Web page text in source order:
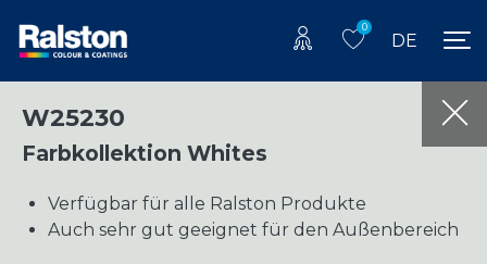
0
DE
W25230
Farbkollektion Whites
Verfügbar für alle Ralston Produkte
Auch sehr gut geeignet für den Außenbereich